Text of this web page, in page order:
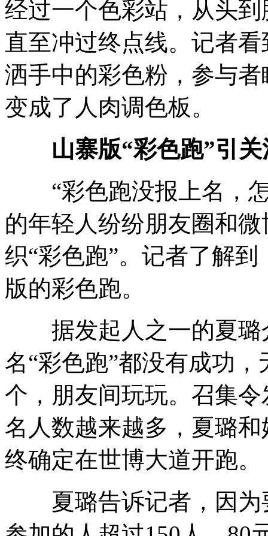
经过一个色彩站，从头
直至冲过终点线。记者
洒手中的彩色粉，参与
变成了人肉调色板。
山寨版“彩色跑”引关
“彩色跑没报上名，怎
的年轻人纷纷朋友圈和
织“彩色跑”。记者了解
版的彩色跑。
据发起人之一的夏璐
名“彩色跑”都没有成功
个，朋友间玩玩。召集
名人数越来越多，夏璐
终确定在世博大道开跑。
夏璐告诉记者，因为